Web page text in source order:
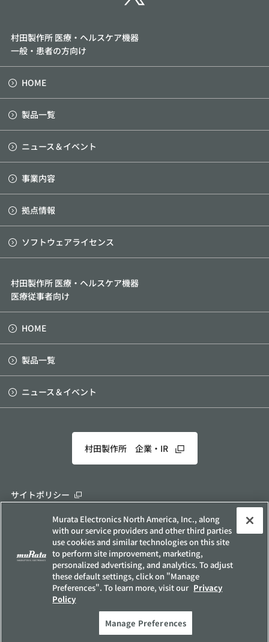
村田製作所 医療・ヘルスケア機器
一般・患者の方向け
HOME
製品一覧
ニュース＆イベント
事業内容
拠点情報
ソフトウェアライセンス
村田製作所 医療・ヘルスケア機器
医療従事者向け
HOME
製品一覧
ニュース＆イベント
村田製作所 企業・IR
サイトポリシー
ソーシャルメディアポリシー
個人情報保護方針
お客様の個人情報の取り扱いについて
他社所有商標について
サイトマップ
Murata Electronics North America, Inc., along
with our service providers and other third parties
use cookies and similar technologies on this site
to perform site improvement, marketing,
personalized advertising, and analytics. To adjust
these default settings, click on "Manage
Preferences". To learn more, visit our Privacy
Policy
Manage Preferences